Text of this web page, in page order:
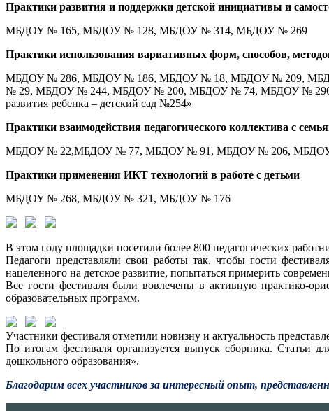
Практики развития и поддержки детской инициативы и
МБДОУ № 165, МБДОУ № 128, МБДОУ № 314, МБДОУ № 269
Практики использования вариативных форм, способов,
МБДОУ № 286, МБДОУ № 186, МБДОУ № 18, МБДОУ № 209,
№ 29, МБДОУ № 244, МБДОУ № 200, МБДОУ № 74, МБДОУ №
развития ребенка – детский сад №254»
Практики взаимодействия педагогического коллектива с
МБДОУ № 22,МБДОУ № 77, МБДОУ № 91, МБДОУ № 206,
Практики применения ИКТ технологий в работе с детьми
МБДОУ № 268, МБДОУ № 321, МБДОУ № 176
В этом году площадки посетили более 800 педагогических
Педагоги представляли свои работы так, чтобы гости
нацеленного на детское развитие, попытаться примерить
Все гости фестиваля были вовлечены в активную практико-
образовательных программ.
Участники фестиваля отметили новизну и актуальность
По итогам фестиваля организуется выпуск сборника.
дошкольного образования».
Благодарим всех участников за интересный опыт,